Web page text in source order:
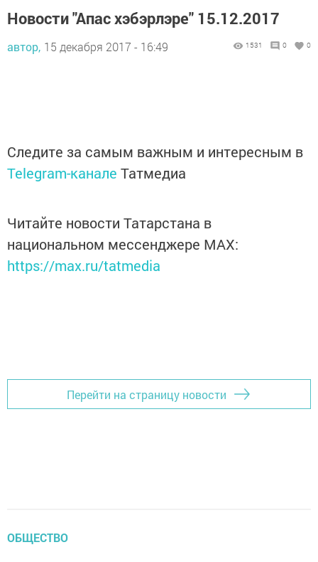
Новости "Апас хэбэрлэре" 15.12.2017
автор, 15 декабря 2017 - 16:49 1531 0 0
Следите за самым важным и интересным в
Telegram-канале Татмедиа
Читайте новости Татарстана в
национальном мессенджере MАХ:
https://max.ru/tatmedia
Перейти на страницу новости
ОБЩЕСТВО